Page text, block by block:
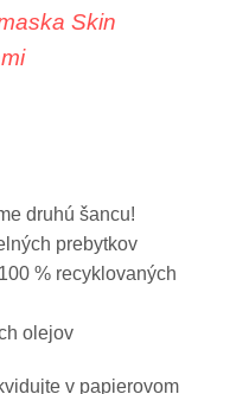
Skin
druhú šancu!
prebytkov
% recyklovaných
olejov
v papierovom